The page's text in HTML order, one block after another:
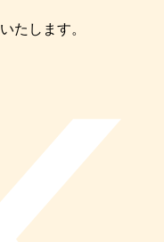
たします。